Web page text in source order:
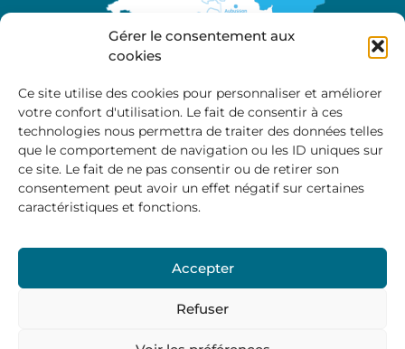
Gérer le consentement aux
cookies
Ce site utilise des cookies pour personnaliser et améliorer
votre confort d'utilisation. Le fait de consentir à ces
technologies nous permettra de traiter des données telles
que le comportement de navigation ou les ID uniques sur
ce site. Le fait de ne pas consentir ou de retirer son
consentement peut avoir un effet négatif sur certaines
caractéristiques et fonctions.
Accepter
Refuser
A propos
Site officiel de la Communauté de Communes
Marche et Combraille en Aquitaine
Horaires d’ouverture :
9:00 – 12:00 / 14:00 – 17:00
Vendredi: 9:00 – 12:00